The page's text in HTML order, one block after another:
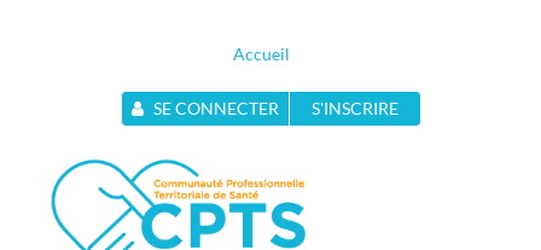
Accueil
SE CONNECTER S'INSCRIRE